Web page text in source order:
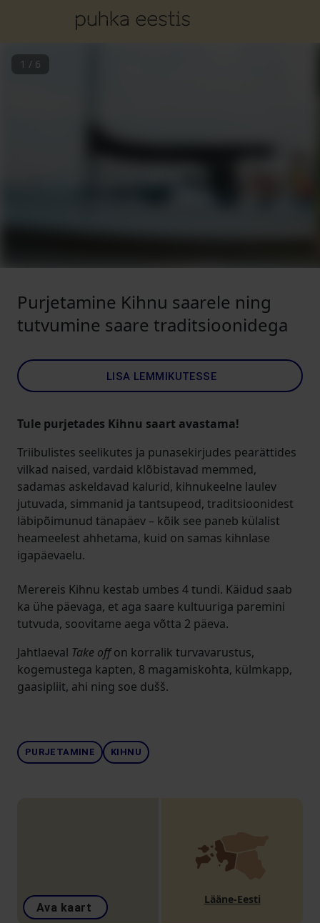
1 / 6
Purjetamine Kihnu saarele ning
tutvumine saare traditsioonidega
LISA LEMMIKUTESSE
Tule purjetades Kihnu saart avastama!
Triibulistes seelikutes ja punasekirjudes pearättides
vilkad naised, vardaid klõbistavad memmed,
sadamas askeldavad kalurid, kihnukeelne laulev
jutuvada, simmanid ja tantsupeod, traditsioonidest
läbipõimunud tänapäev – kõik see paneb külalist
heameelest ahhetama, kuid on samas kihnlase
igapäevaelu.
Merereis Kihnu kestab umbes 4 tundi. Käidud saab
ka ühe päevaga, et aga saare kultuuriga paremini
tutvuda, soovitame aega võtta 2 päeva.
Jahtlaeval Take offon korralik turvavarustus,
kogemustega kapten, 8 magamiskohta, külmkapp,
gaasipliit, ahi ning soe dušš.
PURJETAMINE KIHNU
Ava kaart
Lääne-Eesti